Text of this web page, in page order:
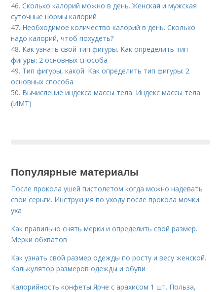
46.Сколько калорий можно в день. Женская и мужская
суточные нормы калорий
47. Необходимое количество калорий в день. Сколько
надо калорий, чтоб похудеть?
48. Как узнать свой тип фигуры. Как определить тип
фигуры: 2 основных способа
49. Тип фигуры, какой. Как определить тип фигуры: 2
основных способа
50. Вычисление индекса массы тела. Индекс массы тела
(ИМТ)
Популярные материалы
После прокола ушей пистолетом когда можно надевать
свои серьги. Инструкция по уходу после прокола мочки
уха
Как правильно снять мерки и определить свой размер.
Мерки обхватов
Как узнать свой размер одежды по росту и весу женской.
Калькулятор размеров одежды и обуви
Калорийность конфеты Ярче с арахисом 1 шт. Польза,